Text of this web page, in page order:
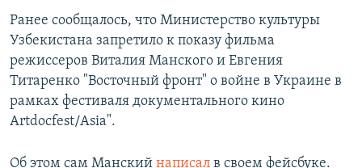
Ранее сообщалось, что Министерство культуры
Узбекистана запретило к показу фильма
режиссеров Виталия Манского и Евгения
Титаренко "Восточный фронт" о войне в Украине в
рамках фестиваля документального кино
Artdocfest/Asia".
Об этом сам Манский написал в своем фейсбуке.